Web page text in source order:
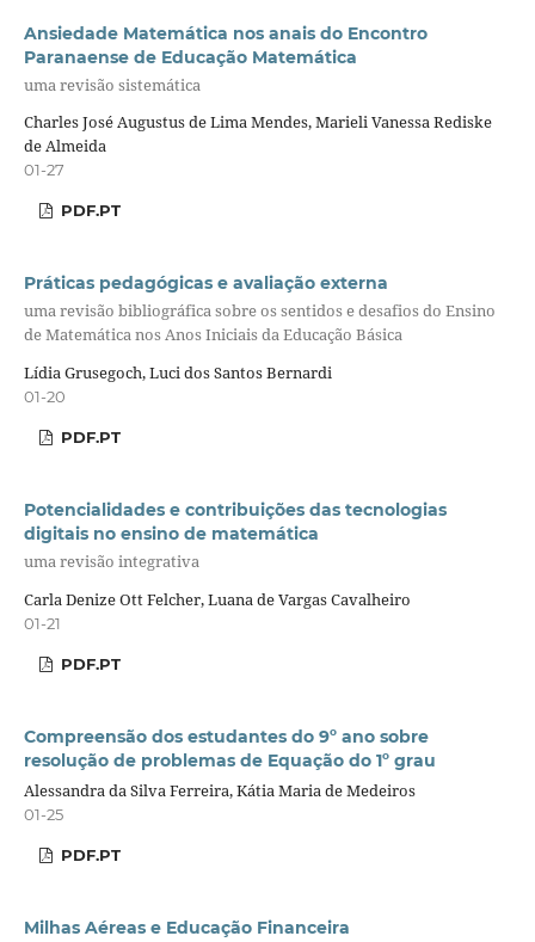
Ansiedade Matemática nos anais do Encontro
Paranaense de Educação Matemática
uma revisão sistemática
Charles José Augustus de Lima Mendes, Marieli Vanessa Rediske
de Almeida
01-27
PDF.PT
Práticas pedagógicas e avaliação externa
uma revisão bibliográfica sobre os sentidos e desafios do Ensino
de Matemática nos Anos Iniciais da Educação Básica
Lídia Grusegoch, Luci dos Santos Bernardi
01-20
PDF.PT
Potencialidades e contribuições das tecnologias
digitais no ensino de matemática
uma revisão integrativa
Carla Denize Ott Felcher, Luana de Vargas Cavalheiro
01-21
PDF.PT
Compreensão dos estudantes do 9º ano sobre
resolução de problemas de Equação do 1º grau
Alessandra da Silva Ferreira, Kátia Maria de Medeiros
01-25
PDF.PT
Milhas Aéreas e Educação Financeira